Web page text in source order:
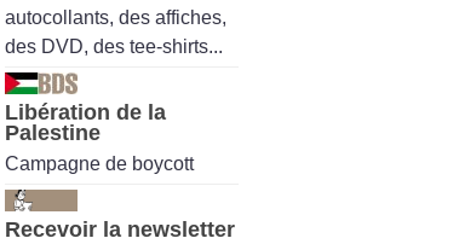
autocollants, des affiches,
des DVD, des tee-shirts...
Libération de la
Palestine
Campagne de boycott
Recevoir la newsletter